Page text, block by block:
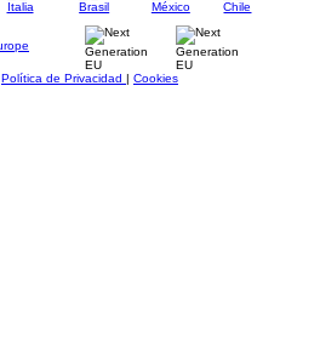
Política de Privacidad | Cookies